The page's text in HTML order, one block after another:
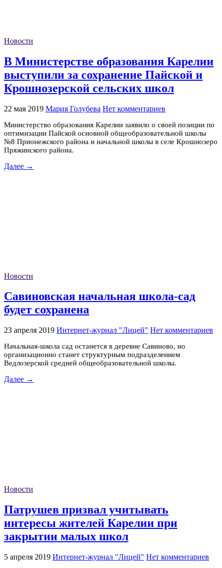
Новости
В Министерстве образования Карелии
выступили за сохранение Пайской и
Крошнозерской сельских школ
22 мая 2019 Мария Голубева Нет комментариев
Министерство образования Карелии заявило о своей позиции по
оптимизации Пайской основной общеобразовательной школы
№8 Прионежского района и начальной школы в селе Крошнозеро
Пряжинского района.
Далее →
Новости
Савиновская начальная школа-сад
будет сохранена
23 апреля 2019 Интернет-журнал "Лицей" Нет комментариев
Начальная-школа сад останется в деревне Савиново, но
организационно станет структурным подразделением
Ведлозерской средней общеобразовательной школы.
Далее →
Новости
Патрушев призвал учитывать
интересы жителей Карелии при
закрытии малых школ
5 апреля 2019 Интернет-журнал "Лицей" Нет комментариев